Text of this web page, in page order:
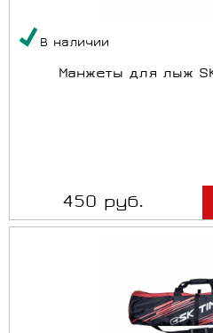
В наличии
Манжеты для лыж
450 руб.